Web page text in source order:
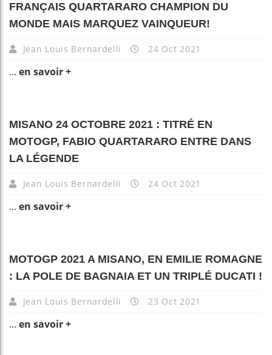
FRANÇAIS QUARTARARO CHAMPION DU
MONDE MAIS MARQUEZ VAINQUEUR!
Jean Louis Bernardelli 24 Oct 2021
... en savoir +
MISANO 24 OCTOBRE 2021 : TITRÉ EN
MOTOGP, FABIO QUARTARARO ENTRE DANS
LA LÉGENDE
Jean Louis Bernardelli 24 Oct 2021
... en savoir +
MOTOGP 2021 A MISANO, EN EMILIE ROMAGNE
: LA POLE DE BAGNAIA ET UN TRIPLÉ DUCATI !
Jean Louis Bernardelli 23 Oct 2021
... en savoir +